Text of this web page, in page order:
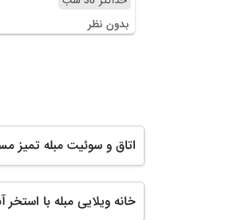
بدون نظر
اتاق و سوئیت مبله تمیز
خانه ویلایی مبله با استخر